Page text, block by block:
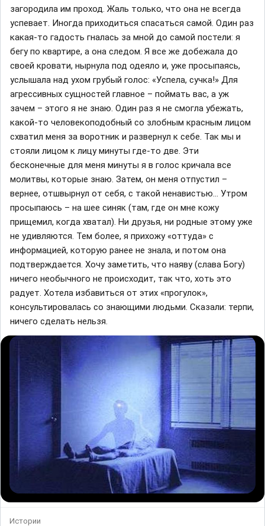
загородила им проход. Жаль только, что она не всегда
успевает. Иногда приходиться спасаться самой. Один раз
какая-то гадость гналась за мной до самой постели: я
бегу по квартире, а она следом. Я все же добежала до
своей кровати, нырнула под одеяло и, уже просыпаясь,
услышала над ухом грубый голос: «Успела, сучка!» Для
агрессивных сущностей главное – поймать вас, а уж
зачем – этого я не знаю. Один раз я не смогла убежать,
какой-то человекоподобный со злобным красным лицом
схватил меня за воротник и развернул к себе. Так мы и
стояли лицом к лицу минуты где-то две. Эти
бесконечные для меня минуты я в голос кричала все
молитвы, которые знаю. Затем, он меня отпустил –
вернее, отшвырнул от себя, с такой ненавистью… Утром
просыпаюсь – на шее синяк (там, где он мне кожу
прищемил, когда хватал). Ни друзья, ни родные этому уже
не удивляются. Тем более, я прихожу «оттуда» с
информацией, которую ранее не знала, и потом она
подтверждается. Хочу заметить, что наяву (слава Богу)
ничего необычного не происходит, так что, хоть это
радует. Хотела избавиться от этих «прогулок»,
консультировалась со знающими людьми. Сказали: терпи,
ничего сделать нельзя.
Истории